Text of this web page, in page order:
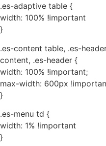
.es-adaptive table {
width: 100% !important
}
.es-content table, .es-
content, .es-header {
width: 100% !important;
max-width: 600px
}
.es-menu td {
width: 1% !important
}